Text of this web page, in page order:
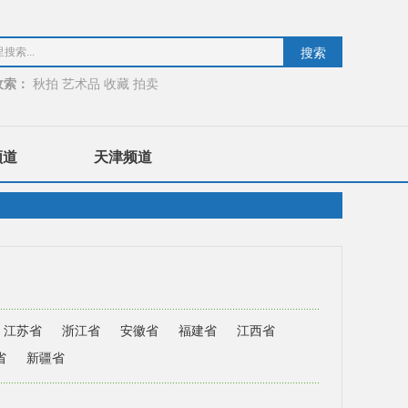
： 秋拍 艺术品 收藏 拍卖
道 天津频道
江苏省 浙江省 安徽省 福建省
江西省
新疆省